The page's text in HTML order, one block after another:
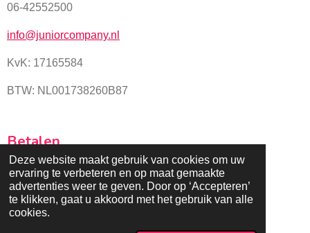
Deze website maakt gebruik van cookies om uw
ervaring te verbeteren en op maat gemaakte
advertenties weer te geven. Door op ‘Accepteren’
te klikken, gaat u akkoord met het gebruik van alle
cookies.
06-42552500
info@juniorcompany.nl
KvK: 17165584
BTW: NL001738260B87
Betalen